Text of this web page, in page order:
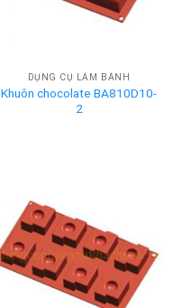
DỤNG CỤ LÀM BÁNH
Khuôn chocolate BA810D10-
2